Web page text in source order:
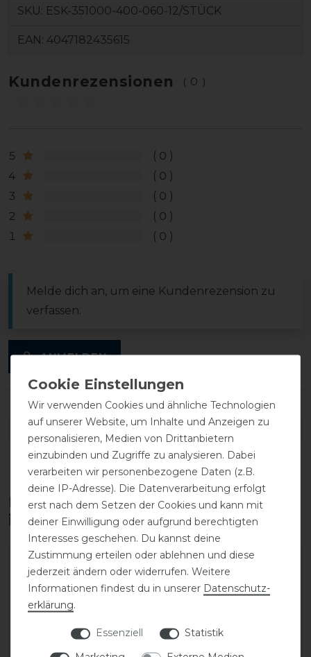
SKU: ESK-351000-400-060-12/STÜCK
EAN: 4047182435615
Kundenrezensionen (0)
5
0
4
0
3
0
2
0
1
0
Melde dich an, um eine Kundenrezension zu
verfassen.
ANMELDEN
DETAILS ZUR PRODUKTSICHERHEIT
Diese Produkte könnten dich auch
interessieren
Wir verwenden Cookies und ähnliche Technologien
auf unserer Website, um Inhalte und Anzeigen zu
personalisieren, Medien von Drittanbietern
einzubinden und Zugriffe zu analysieren. Dabei
verarbeiten wir personenbezogene Daten (z.B.
deine IP-Adresse). Die Datenverarbeitung erfolgt
erst nach dem Setzen der Cookies und kann mit
deiner Einwilligung oder aufgrund berechtigten
Interesses geschehen. Du kannst deine
Zustimmung erteilen oder ablehnen und diese
jederzeit ändern oder widerrufen. Weitere
Informationen findest du in unserer Daten­schutz­
erklärung.
Essenziell
Statistik